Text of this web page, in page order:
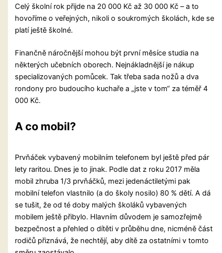
Celý školní rok přijde na 20 000 Kč až 30 000 Kč – a to
hovoříme o veřejných, nikoli o soukromých školách, kde se
platí ještě školné.
Finančně náročnější mohou být první měsíce studia na
některých učebních oborech. Nejnákladnější je nákup
specializovaných pomůcek. Tak třeba sada nožů a dva
rondony pro budoucího kuchaře a „jste v tom“ za téměř 4
000 Kč.
A co mobil?
Prvňáček vybavený mobilním telefonem byl ještě před pár
lety raritou. Dnes je to jinak. Podle dat z roku 2017 měla
mobil zhruba 1/3 prvňáčků, mezi jedenáctiletými pak
mobilní telefon vlastnilo (a do školy nosilo) 80 % dětí. A dá
se tušit, že od té doby malých školáků vybavených
mobilem ještě přibylo. Hlavním důvodem je samozřejmě
bezpečnost a přehled o dítěti v průběhu dne, nicméně část
rodičů přiznává, že nechtějí, aby dítě za ostatními v tomto